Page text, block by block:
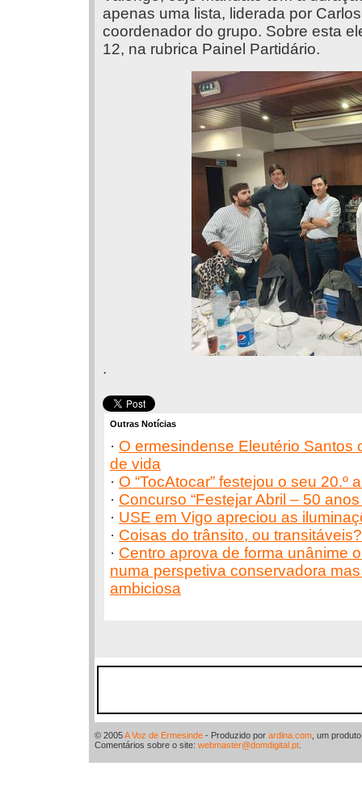
apenas uma lista, liderada por
coordenador do grupo. Sobre esta
12, na rubrica Painel Partidário.
.
Outras Notícias
· O ermesindense Eleutério Santos
de vida
· O “TocAtocar” festejou o seu 20.º
· Concurso “Festejar Abril – 50
· USE em Vigo apreciou as
· Coisas do trânsito, ou transitáveis?
· Centro aprova de forma unânime
numa perspetiva conservadora
ambiciosa
© 2005A Voz de Ermesinde - Produzido por ardina.com , um
Comentários sobre o site: webmaster@domdigital.pt